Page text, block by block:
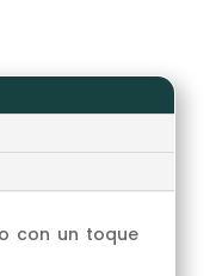
con un toque